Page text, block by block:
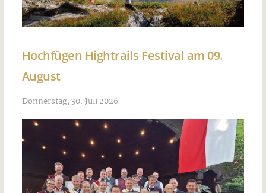
Hochfügen Hightrails Festival am 09.
August
Donnerstag, 30. Juli 2026